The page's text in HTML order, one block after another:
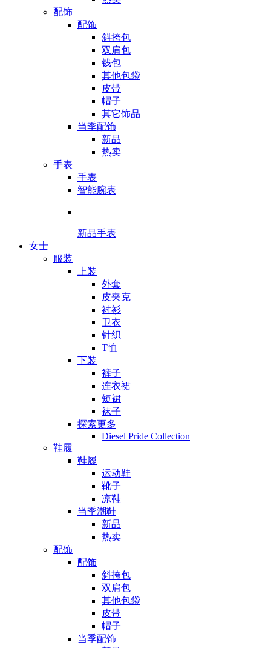
配饰
配饰
斜挎包
双肩包
钱包
其他包袋
皮带
帽子
其它饰品
当季配饰
新品
热卖
手表
手表
智能腕表
新品手表
女士
服装
上装
外套
皮夹克
衬衫
卫衣
针织
T恤
下装
裤子
连衣裙
短裙
袜子
探索更多
Diesel Pride Collection
鞋履
鞋履
运动鞋
靴子
凉鞋
当季潮鞋
新品
热卖
配饰
配饰
斜挎包
双肩包
其他包袋
皮带
帽子
当季配饰